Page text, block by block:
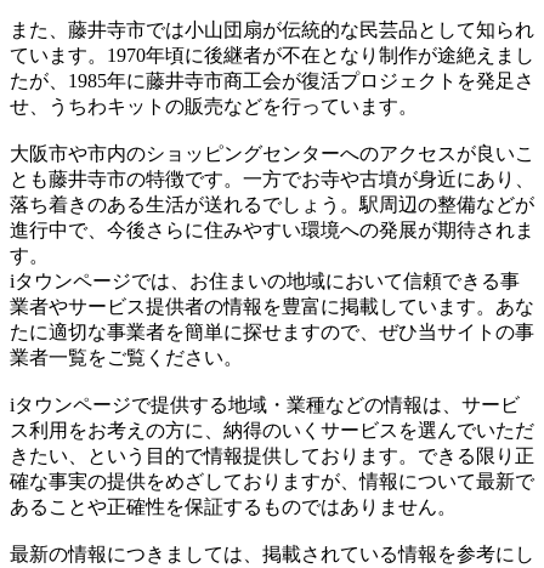
また、藤井寺市では小山団扇が伝統的な民芸品として知られ
ています。1970年頃に後継者が不在となり制作が途絶えまし
たが、1985年に藤井寺市商工会が復活プロジェクトを発足さ
せ、うちわキットの販売などを行っています。
大阪市や市内のショッピングセンターへのアクセスが良いこ
とも藤井寺市の特徴です。一方でお寺や古墳が身近にあり、
落ち着きのある生活が送れるでしょう。駅周辺の整備などが
進行中で、今後さらに住みやすい環境への発展が期待されま
す。
iタウンページでは、お住まいの地域において信頼できる事
業者やサービス提供者の情報を豊富に掲載しています。あな
たに適切な事業者を簡単に探せますので、ぜひ当サイトの事
業者一覧をご覧ください。
iタウンページで提供する地域・業種などの情報は、サービ
ス利用をお考えの方に、納得のいくサービスを選んでいただ
きたい、という目的で情報提供しております。できる限り正
確な事実の提供をめざしておりますが、情報について最新で
あることや正確性を保証するものではありません。
最新の情報につきましては、掲載されている情報を参考にし